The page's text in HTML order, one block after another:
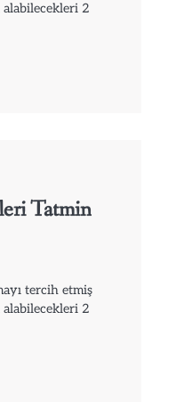
2
Tatmin
tercih etmiş
2